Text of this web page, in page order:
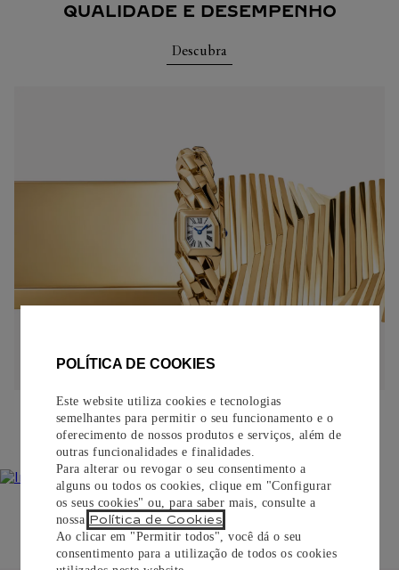
POLÍTICA DE COOKIES
Este website utiliza cookies e tecnologias
semelhantes para permitir o seu funcionamento e o
oferecimento de nossos produtos e serviços, além de
outras funcionalidades e finalidades.
Para alterar ou revogar o seu consentimento a
alguns ou todos os cookies, clique em "Configurar
os seus cookies" ou, para saber mais, consulte a
nossa Política de Cookies
Ao clicar em "Permitir todos", você dá o seu
consentimento para a utilização de todos os cookies
QUALIDADE E DESEMPENHO
Descubra
INOVAÇÃO CONTÍNUA
O SAVOIR-FAIRE